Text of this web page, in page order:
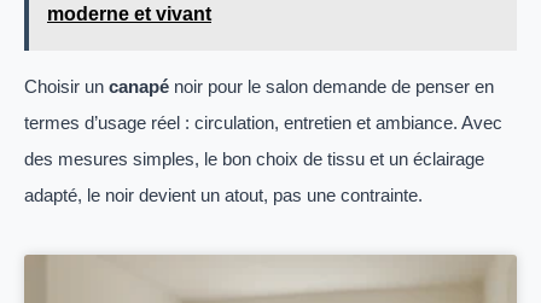
moderne et vivant
Choisir un canapé noir pour le salon demande de penser en
termes d’usage réel : circulation, entretien et ambiance. Avec
des mesures simples, le bon choix de tissu et un éclairage
adapté, le noir devient un atout, pas une contrainte.